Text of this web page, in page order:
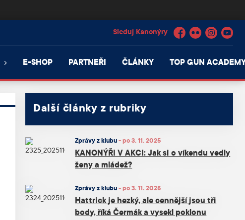
Facebook
Flickr InstagramYouTube
E-SHOP PARTNEŘI ČLÁNKY TOP GUN
Další články z rubriky
Zprávy z klubu -po 3. 11. 2025
KANONÝŘI V AKCI: Jak si o víkendu vedly
ženy a mládež?
Zprávy z klubu -po 3. 11. 2025
Hattrick je hezký, ale cennější jsou tři
body, říká Čermák a vysekl poklonu